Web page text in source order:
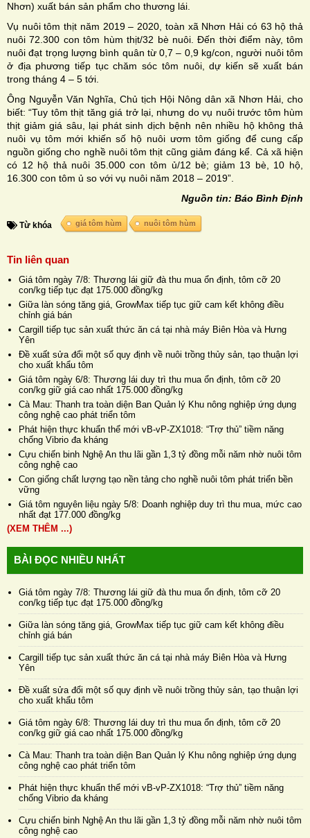
Nhơn) xuất bán sản phẩm cho thương lái.
Vụ nuôi tôm thịt năm 2019 – 2020, toàn xã Nhơn Hải có 63 hộ thả
nuôi 72.300 con tôm hùm thịt/32 bè nuôi. Đến thời điểm này, tôm
nuôi đạt trọng lượng bình quân từ 0,7 – 0,9 kg/con, người nuôi tôm
ở địa phương tiếp tục chăm sóc tôm nuôi, dự kiến sẽ xuất bán
trong tháng 4 – 5 tới.
Ông Nguyễn Văn Nghĩa, Chủ tịch Hội Nông dân xã Nhơn Hải, cho
biết: “Tuy tôm thịt tăng giá trở lại, nhưng do vụ nuôi trước tôm hùm
thịt giảm giá sâu, lại phát sinh dịch bệnh nên nhiều hộ không thả
nuôi vụ tôm mới khiến số hộ nuôi ươm tôm giống để cung cấp
nguồn giống cho nghề nuôi tôm thịt cũng giảm đáng kể. Cả xã hiện
có 12 hộ thả nuôi 35.000 con tôm ủ/12 bè; giảm 13 bè, 10 hộ,
16.300 con tôm ủ so với vụ nuôi năm 2018 – 2019”.
Nguồn tin: Báo Bình Định
Từ khóa giá tôm hùm nuôi tôm hùm
Tin liên quan
Giá tôm ngày 7/8: Thương lái giữ đà thu mua ổn định, tôm cỡ 20
con/kg tiếp tục đạt 175.000 đồng/kg
Giữa làn sóng tăng giá, GrowMax tiếp tục giữ cam kết không điều
chỉnh giá bán
Cargill tiếp tục sản xuất thức ăn cá tại nhà máy Biên Hòa và Hưng
Yên
Đề xuất sửa đổi một số quy định về nuôi trồng thủy sản, tạo thuận lợi
cho xuất khẩu tôm
Giá tôm ngày 6/8: Thương lái duy trì thu mua ổn định, tôm cỡ 20
con/kg giữ giá cao nhất 175.000 đồng/kg
Cà Mau: Thanh tra toàn diện Ban Quản lý Khu nông nghiệp ứng dụng
công nghệ cao phát triển tôm
Phát hiện thực khuẩn thể mới vB-vP-ZX1018: “Trợ thủ” tiềm năng
chống Vibrio đa kháng
Cựu chiến binh Nghệ An thu lãi gần 1,3 tỷ đồng mỗi năm nhờ nuôi tôm
công nghệ cao
Con giống chất lượng tạo nền tảng cho nghề nuôi tôm phát triển bền
vững
Giá tôm nguyên liệu ngày 5/8: Doanh nghiệp duy trì thu mua, mức cao
nhất đạt 177.000 đồng/kg
(XEM THÊM ...)
BÀI ĐỌC NHIỀU NHẤT
Giá tôm ngày 7/8: Thương lái giữ đà thu mua ổn định, tôm cỡ 20
con/kg tiếp tục đạt 175.000 đồng/kg
Giữa làn sóng tăng giá, GrowMax tiếp tục giữ cam kết không điều
chỉnh giá bán
Cargill tiếp tục sản xuất thức ăn cá tại nhà máy Biên Hòa và Hưng
Yên
Đề xuất sửa đổi một số quy định về nuôi trồng thủy sản, tạo thuận lợi
cho xuất khẩu tôm
Giá tôm ngày 6/8: Thương lái duy trì thu mua ổn định, tôm cỡ 20
con/kg giữ giá cao nhất 175.000 đồng/kg
Cà Mau: Thanh tra toàn diện Ban Quản lý Khu nông nghiệp ứng dụng
công nghệ cao phát triển tôm
Phát hiện thực khuẩn thể mới vB-vP-ZX1018: “Trợ thủ” tiềm năng
chống Vibrio đa kháng
Cựu chiến binh Nghệ An thu lãi gần 1,3 tỷ đồng mỗi năm nhờ nuôi tôm
công nghệ cao